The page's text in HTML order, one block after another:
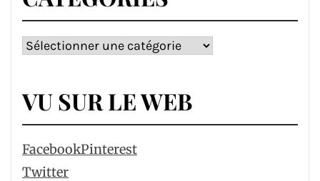
Catégories
VU SUR LE WEB
FacebookPinterest
Twitter